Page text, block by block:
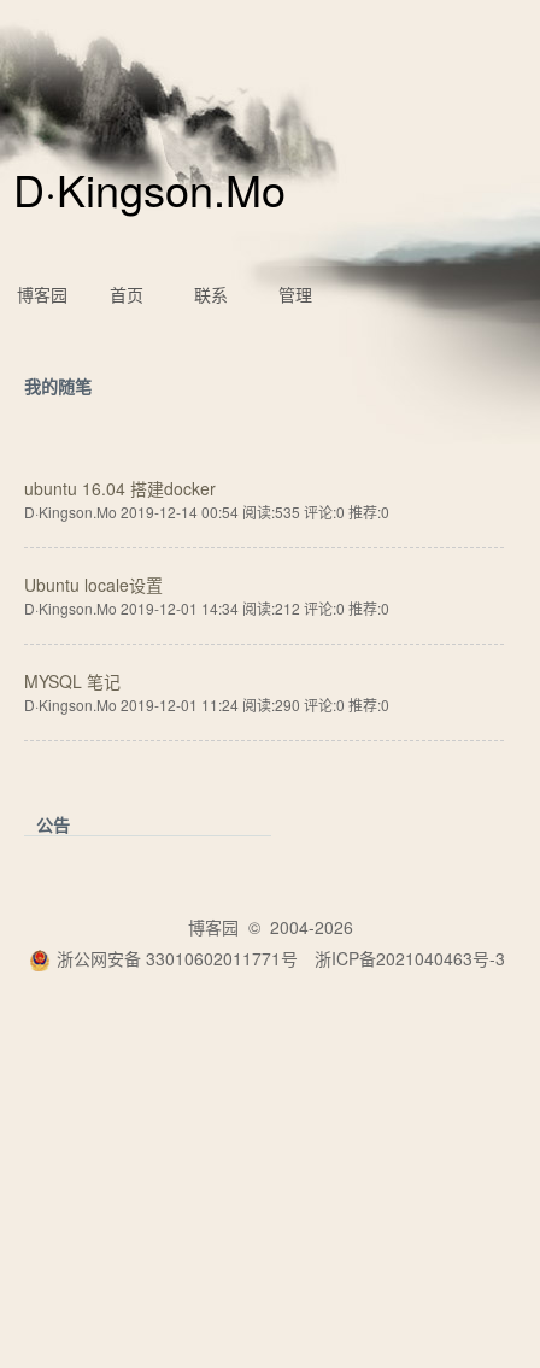
D·Kingson.Mo
博客园 首页 联系 管理
我的随笔
ubuntu 16.04 搭建docker
D·Kingson.Mo 2019-12-14 00:54 阅读:535 评论:0 推荐:0
Ubuntu locale设置
D·Kingson.Mo 2019-12-01 14:34 阅读:212 评论:0 推荐:0
MYSQL 笔记
D·Kingson.Mo 2019-12-01 11:24 阅读:290 评论:0 推荐:0
公告
博客园 © 2004-2026
浙公网安备 33010602011771号
浙ICP备2021040463号-3